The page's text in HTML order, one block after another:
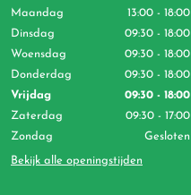
Maandag
13:00 - 18:00
Dinsdag
09:30 - 18:00
Woensdag
09:30 - 18:00
Donderdag
09:30 - 18:00
Vrijdag
09:30 - 18:00
Zaterdag
09:30 - 17:00
Zondag
Gesloten
Bekijk alle openingstijden